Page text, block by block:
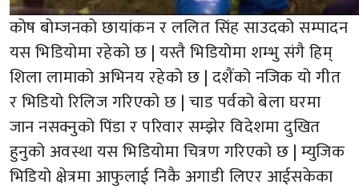
कोष बोम्जनको छायांकन र ललित सिंह साउदको सम्पादन
यस भिडियोमा रहेको छ | यस्तै भिडियोमा शम्भु संगै हिम्
शिला लामाको अभिनय रहेको छ | दशैंको नजिक यो गीत
र भिडियो रिलिज गरिएको छ | चाड पर्वको बेला घरमा
जान नसक्नुको पिंडा र परिवार सम्झेर विदेशमा दुखित
हुनुको अवस्था यस भिडियोमा चित्रण गरिएको छ | म्युजिक
भिडियो क्षेत्रमा आफुलाई निकै अगाडी लिएर आईसकेका